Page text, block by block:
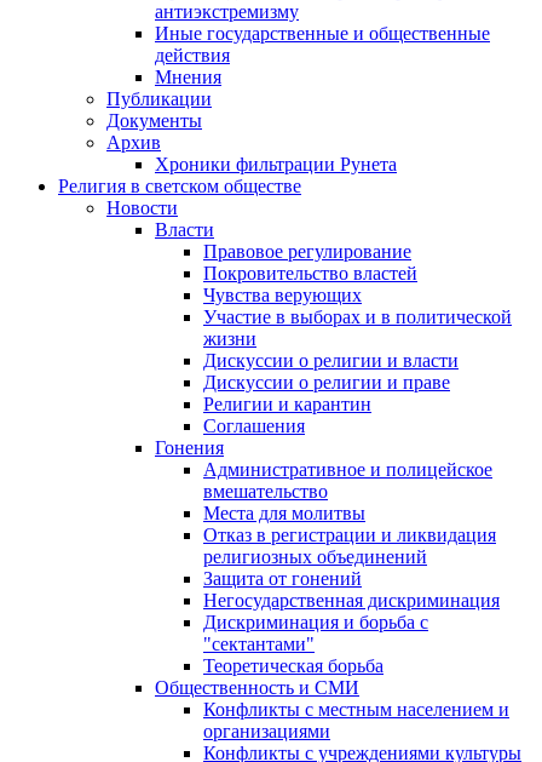
антиэкстремизму
Иные государственные и общественные
действия
Мнения
Публикации
Документы
Архив
Хроники фильтрации Рунета
Религия в светском обществе
Новости
Власти
Правовое регулирование
Покровительство властей
Чувства верующих
Участие в выборах и в политической
жизни
Дискуссии о религии и власти
Дискуссии о религии и праве
Религии и карантин
Соглашения
Гонения
Административное и полицейское
вмешательство
Места для молитвы
Отказ в регистрации и ликвидация
религиозных объединений
Защита от гонений
Негосударственная дискриминация
Дискриминация и борьба с
"сектантами"
Теоретическая борьба
Общественность и СМИ
Конфликты с местным населением и
организациями
Конфликты с учреждениями культуры